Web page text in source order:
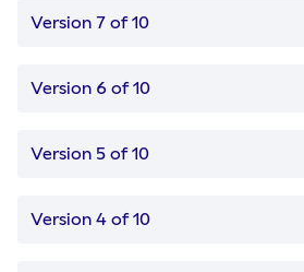
Version 7 of 10
Version 6 of 10
Version 5 of 10
Version 4 of 10